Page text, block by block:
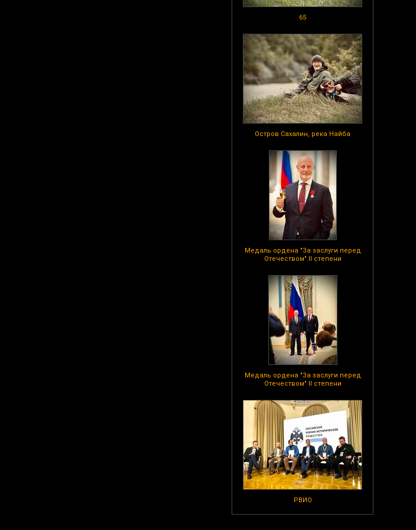
65
Остров Сахалин, река Найба
Медаль ордена "За заслуги перед
Отечеством" II степени
Медаль ордена "За заслуги перед
Отечеством" II степени
РВИО